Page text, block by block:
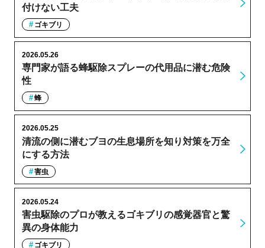
付けない工夫
ゴキブリ
専門家が語る蜂駆除スプレーの代用品に潜む危険
性
2026.05.26
蜂
清流の側に潜むブヨの生息場所を知り対策を万全
にする方法
2026.05.25
害虫
害虫駆除のプロが教えるゴキブリの感覚器官と驚
異の身体能力
2026.05.24
ゴキブリ